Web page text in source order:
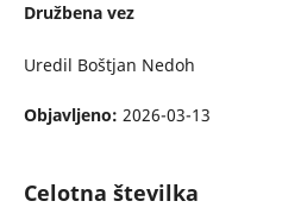
Družbena vez
Uredil Boštjan Nedoh
Objavljeno: 2026-03-13
Celotna številka